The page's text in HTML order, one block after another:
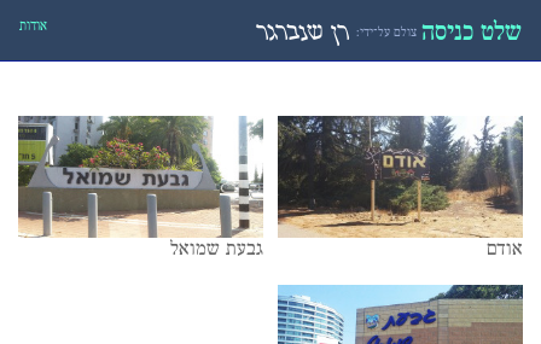
שלט כניסה צולם על־ידי: רן שנברגר אודות
אודם גבעת שמואל